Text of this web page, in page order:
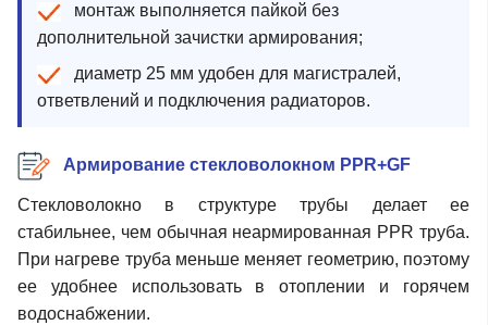
монтаж выполняется пайкой без
дополнительной зачистки армирования;
диаметр 25 мм удобен для магистралей,
ответвлений и подключения радиаторов.
Армирование стекловолокном PPR+GF
Стекловолокно в структуре трубы делает ее
стабильнее, чем обычная неармированная PPR труба.
При нагреве труба меньше меняет геометрию, поэтому
ее удобнее использовать в отоплении и горячем
водоснабжении.